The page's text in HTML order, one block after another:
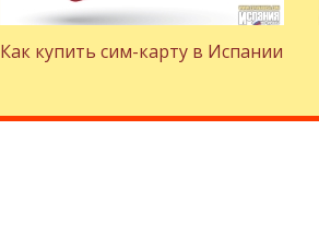
Как купить сим-карту в Испании